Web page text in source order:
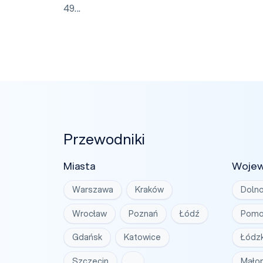
49...
Przewodniki
Miasta
Warszawa Kraków
Wrocław Poznań Łódź
Gdańsk Katowice